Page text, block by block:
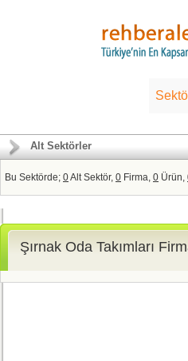
Alt Sektörler
Bu Sektörde; 0Alt Sektör, 0 Firma, 0 Ürün,
Şırnak Oda Takımları